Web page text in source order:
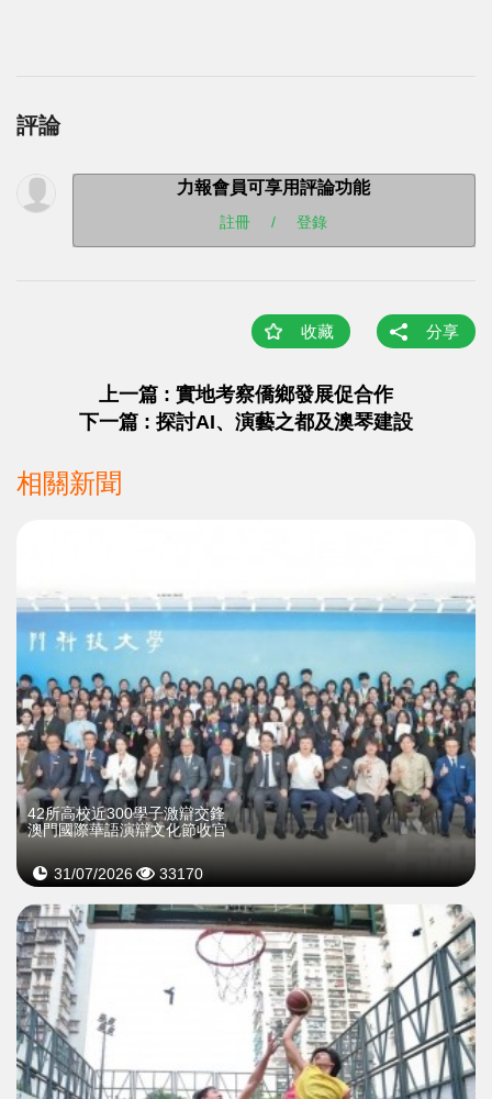
評論
力報會員可享用評論功能
註冊 / 登錄
收藏 分享
上一篇 : 實地考察僑鄉發展促合作
下一篇 : 探討AI、演藝之都及澳琴建設
相關新聞
42所高校近300學子激辯交鋒
澳門國際華語演辯文化節收官
31/07/2026 33170